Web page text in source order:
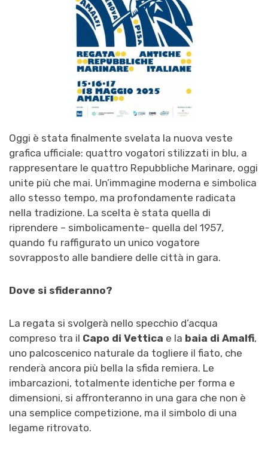
Oggi è stata finalmente svelata la nuova veste
grafica ufficiale: quattro vogatori stilizzati in blu, a
rappresentare le quattro Repubbliche Marinare, oggi
unite più che mai. Un’immagine moderna e simbolica
allo stesso tempo, ma profondamente radicata
nella tradizione. La scelta è stata quella di
riprendere – simbolicamente- quella del 1957,
quando fu raffigurato un unico vogatore
sovrapposto alle bandiere delle città in gara.
Dove si sfideranno?
La regata si svolgerà nello specchio d’acqua
compreso tra il Capo di Vettica e la baia di Amalfi,
uno palcoscenico naturale da togliere il fiato, che
renderà ancora più bella la sfida remiera. Le
imbarcazioni, totalmente identiche per forma e
dimensioni, si affronteranno in una gara che non è
una semplice competizione, ma il simbolo di una
legame ritrovato.